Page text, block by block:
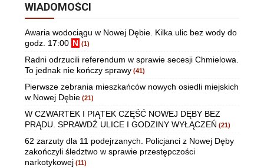
WIADOMOŚCI
Awaria wodociągu w Nowej Dębie. Kilka ulic bez wody do
godz. 17:00 N (1)
Radni odrzucili referendum w sprawie secesji Chmielowa.
To jednak nie kończy sprawy (41)
Pierwsze zebrania mieszkańców nowych osiedli miejskich
w Nowej Dębie (21)
W CZWARTEK I PIĄTEK CZĘŚĆ NOWEJ DĘBY BEZ
PRĄDU. SPRAWDŹ ULICE I GODZINY WYŁĄCZEŃ (21)
62 zarzuty dla 11 podejrzanych. Policjanci z Nowej Dęby
zakończyli śledztwo w sprawie przestępczości
narkotykowej (11)